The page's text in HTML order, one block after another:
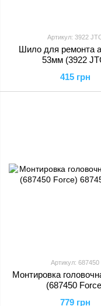
Артикул: 3922
Шило для ремонта
53мм (3922
415 грн
Артикул: 687450
Монтировка
(687450
779 грн